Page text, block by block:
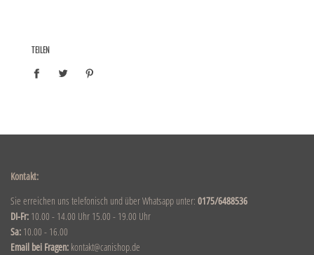
TEILEN
Kontakt:
Sie erreichen uns telefonisch und über Whatsapp unter: 0175/6488536
DI-Fr: 10.00 - 14.00 Uhr 15.00 - 19.00 Uhr
Sa: 10.00 - 16.00
Email bei Fragen: kontakt@canishop.de